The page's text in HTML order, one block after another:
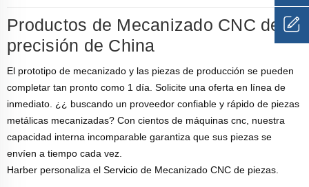
Productos de Mecanizado CNC de
precisión de China
El prototipo de mecanizado y las piezas de producción se pueden
completar tan pronto como 1 día. Solicite una oferta en línea de
inmediato. ¿¿ buscando un proveedor confiable y rápido de piezas
metálicas mecanizadas? Con cientos de máquinas cnc, nuestra
capacidad interna incomparable garantiza que sus piezas se
envíen a tiempo cada vez.
Harber personaliza el Servicio de Mecanizado CNC de piezas.